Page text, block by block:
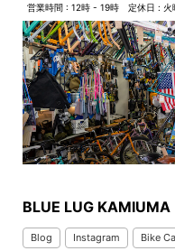
営業時間 : 12時 - 19時
定休日 : 火
BLUE LUG KAMIUMA
Blog Instagram Bike